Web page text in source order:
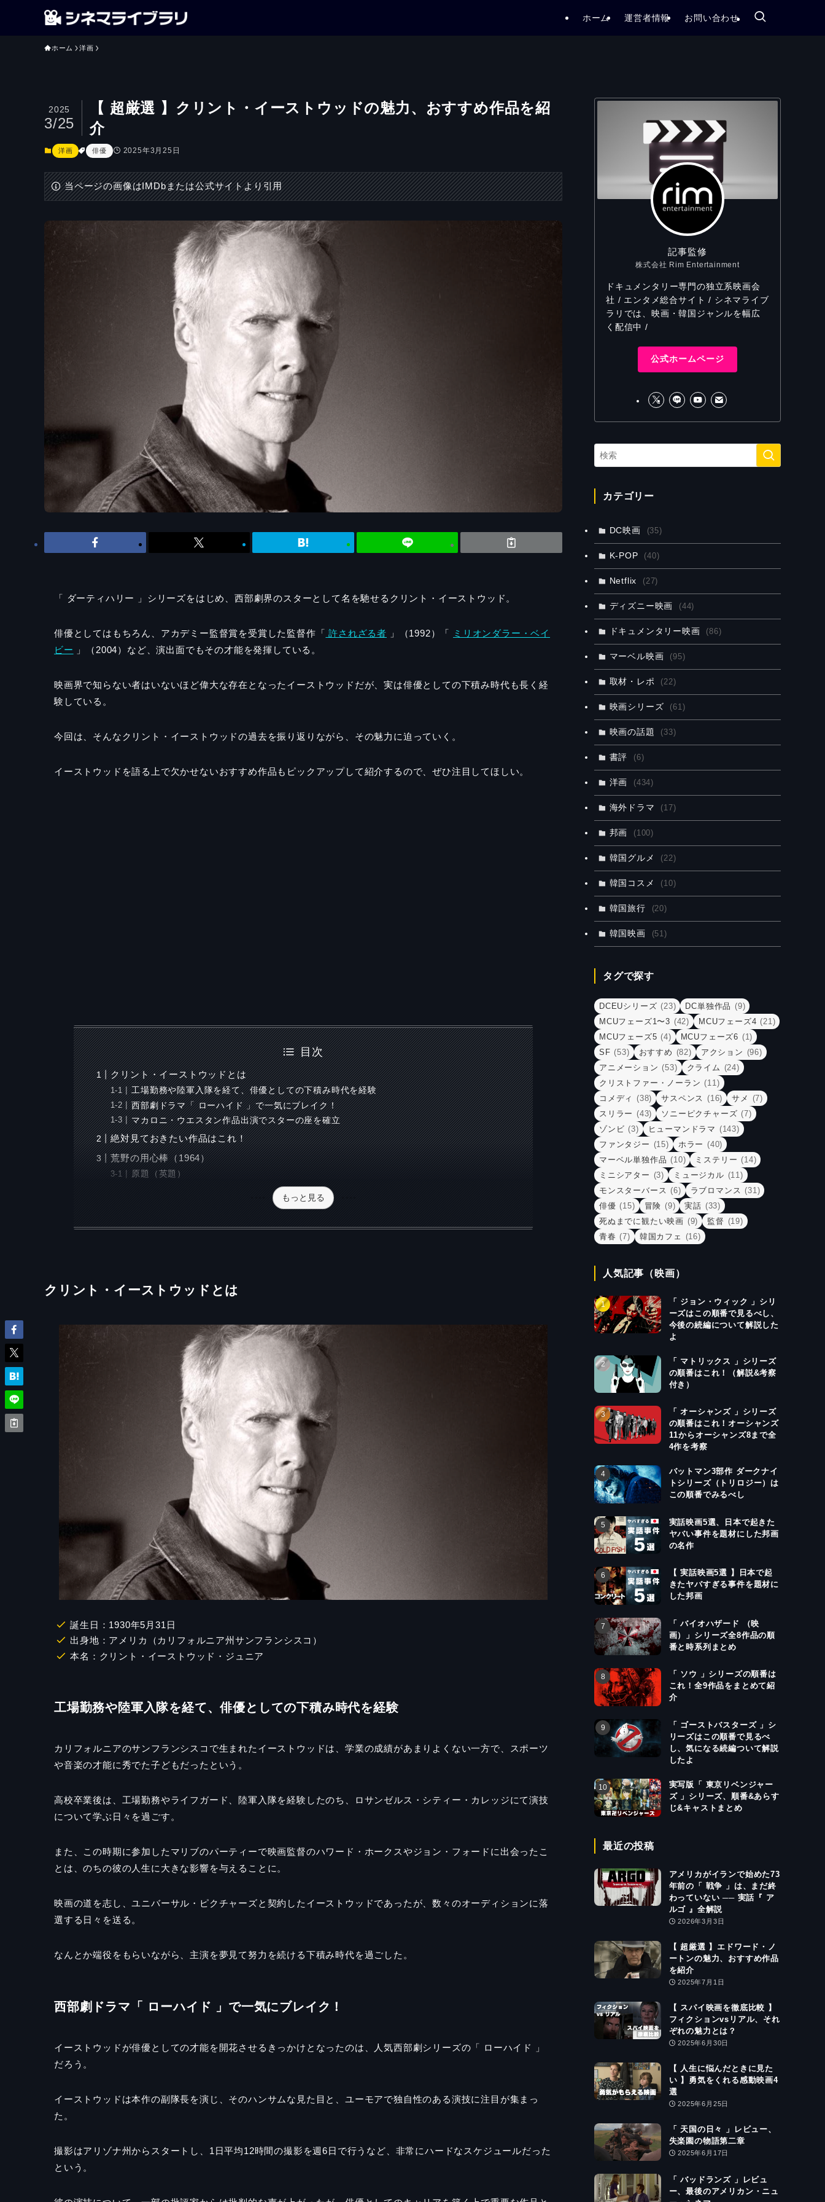
ホーム 運営者情報 お問い合わせ
ホーム 洋画
【 超厳選 】クリント・イーストウッドの魅力、おすすめ作品を紹
介
2025
3/25
洋画 俳優 2025年3月25日
当ページの画像はIMDbまたは公式サイトより引用
「 ダーティハリー 」シリーズをはじめ、西部劇界のスターとして名を馳せるクリント・イーストウッド。
俳優としてはもちろん、アカデミー監督賞を受賞した監督作「 許されざる者 」（1992）「 ミリオンダラー・ベイ
ビー 」（2004）など、演出面でもその才能を発揮している。
映画界で知らない者はいないほど偉大な存在となったイーストウッドだが、実は俳優としての下積み時代も長く経
験している。
今回は、そんなクリント・イーストウッドの過去を振り返りながら、その魅力に迫っていく。
イーストウッドを語る上で欠かせないおすすめ作品もピックアップして紹介するので、ぜひ注目してほしい。
目次
クリント・イーストウッドとは
工場勤務や陸軍入隊を経て、俳優としての下積み時代を経験
西部劇ドラマ「 ローハイド 」で一気にブレイク！
マカロニ・ウエスタン作品出演でスターの座を確立
絶対見ておきたい作品はこれ！
荒野の用心棒（1964）
原題（英題）
もっと見る
クリント・イーストウッドとは
誕生日：1930年5月31日
出身地：アメリカ（カリフォルニア州サンフランシスコ）
本名：クリント・イーストウッド・ジュニア
工場勤務や陸軍入隊を経て、俳優としての下積み時代を経験
カリフォルニアのサンフランシスコで生まれたイーストウッドは、学業の成績があまりよくない一方で、スポーツ
や音楽の才能に秀でた子どもだったという。
高校卒業後は、工場勤務やライフガード、陸軍入隊を経験したのち、ロサンゼルス・シティー・カレッジにて演技
について学ぶ日々を過ごす。
また、この時期に参加したマリブのパーティーで映画監督のハワード・ホークスやジョン・フォードに出会ったこ
とは、のちの彼の人生に大きな影響を与えることに。
映画の道を志し、ユニバーサル・ピクチャーズと契約したイーストウッドであったが、数々のオーディションに落
選する日々を送る。
なんとか端役をもらいながら、主演を夢見て努力を続ける下積み時代を過ごした。
西部劇ドラマ「 ローハイド 」で一気にブレイク！
イーストウッドが俳優としての才能を開花させるきっかけとなったのは、人気西部劇シリーズの「 ローハイド 」
だろう。
イーストウッドは本作の副隊長を演じ、そのハンサムな見た目と、ユーモアで独自性のある演技に注目が集まっ
た。
撮影はアリゾナ州からスタートし、1日平均12時間の撮影を週6日で行うなど、非常にハードなスケジュールだった
という。
記事監修
株式会社 Rim Entertainment
ドキュメンタリー専門の独立系映画会
社 / エンタメ総合サイト / シネマライブ
ラリでは、映画・韓国ジャンルを幅広
く配信中 /
公式ホームページ
カテゴリー
DC映画 (35)
K-POP (40)
Netflix (27)
ディズニー映画 (44)
ドキュメンタリー映画 (86)
マーベル映画 (95)
取材・レポ (22)
映画シリーズ (61)
映画の話題 (33)
書評 (6)
洋画 (434)
海外ドラマ (17)
邦画 (100)
韓国グルメ (22)
韓国コスメ (10)
韓国旅行 (20)
韓国映画 (51)
タグで探す
DCEUシリーズ (23) DC単独作品 (9)
MCUフェーズ1〜3 (42) MCUフェーズ4 (21)
MCUフェーズ5 (4) MCUフェーズ6 (1)
SF (53) おすすめ (82) アクション (96)
アニメーション (53) クライム (24)
クリストファー・ノーラン (11)
コメディ (38) サスペンス (16) サメ (7)
スリラー (43) ソニーピクチャーズ (7)
ゾンビ (3) ヒューマンドラマ (143)
ファンタジー (15) ホラー (40)
マーベル単独作品 (10) ミステリー (14)
ミニシアター (3) ミュージカル (11)
モンスターバース (6) ラブロマンス (31)
俳優 (15) 冒険 (9) 実話 (33)
死ぬまでに観たい映画 (9) 監督 (19)
青春 (7) 韓国カフェ (16)
人気記事（映画）
「 ジョン・ウィック 」シリ
ーズはこの順番で見るべし、
今後の続編について解説した
よ
「 マトリックス 」シリーズ
の順番はこれ！（解説&考察
付き）
「 オーシャンズ 」シリーズ
の順番はこれ！オーシャンズ
11からオーシャンズ8まで全
4作を考察
バットマン3部作 ダークナイ
トシリーズ（トリロジー）は
この順番でみるべし
実話映画5選、日本で起きた
ヤバい事件を題材にした邦画
の名作
【 実話映画5選 】日本で起
きたヤバすぎる事件を題材に
した邦画
「 バイオハザード （映
画）」シリーズ全8作品の順
番と時系列まとめ
「 ソウ 」シリーズの順番は
これ！全9作品をまとめて紹
介
「 ゴーストバスターズ 」シ
リーズはこの順番で見るべ
し、気になる続編ついて解説
したよ
実写版「 東京リベンジャー
ズ 」シリーズ、順番&あらす
じ&キャストまとめ
最近の投稿
アメリカがイランで始めた73
年前の「 戦争 」は、まだ終
わっていない ── 実話『 ア
ルゴ 』全解説
2026年3月3日
【 超厳選 】エドワード・ノ
ートンの魅力、おすすめ作品
を紹介
2025年7月1日
【 スパイ映画を徹底比較 】
フィクションvsリアル、それ
ぞれの魅力とは？
2025年6月30日
【 人生に悩んだときに見た
い 】勇気をくれる感動映画4
選
2025年6月25日
「 天国の日々 」レビュー、
失楽園の物語第二章
2025年6月17日
「 バッドランズ 」レビュ
ー、最後のアメリカン・ニュ